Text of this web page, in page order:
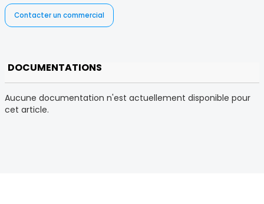
Contacter un commercial
DOCUMENTATIONS
Aucune documentation n'est actuellement disponible pour
cet article.